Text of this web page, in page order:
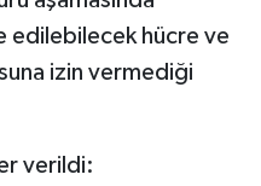
edilebilecek hücre ve
izin vermediği
verildi: